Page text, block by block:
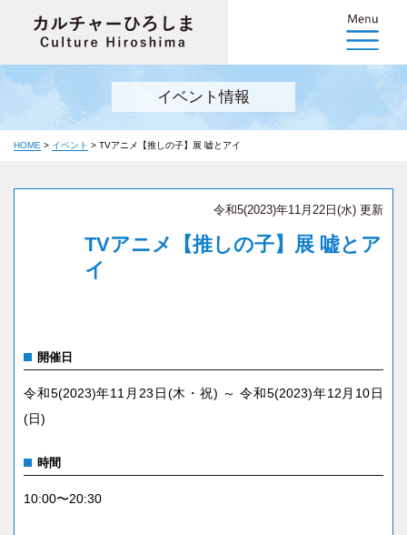
イベント情報
HOME > イベント > TVアニメ【推しの子】展 嘘とアイ
令和5(2023)年11月22日(水) 更新
TVアニメ【推しの子】展 嘘とア
イ
開催日
令和5(2023)年11月23日(木・祝) ～ 令和5(2023)年12月10日
(日)
時間
10:00〜20:30